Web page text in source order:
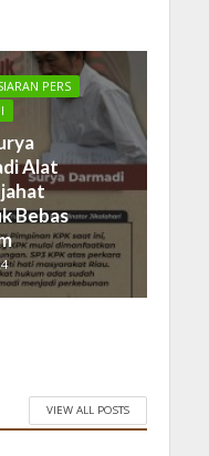
PERS
Alat
Bebas
VIEW ALL POSTS